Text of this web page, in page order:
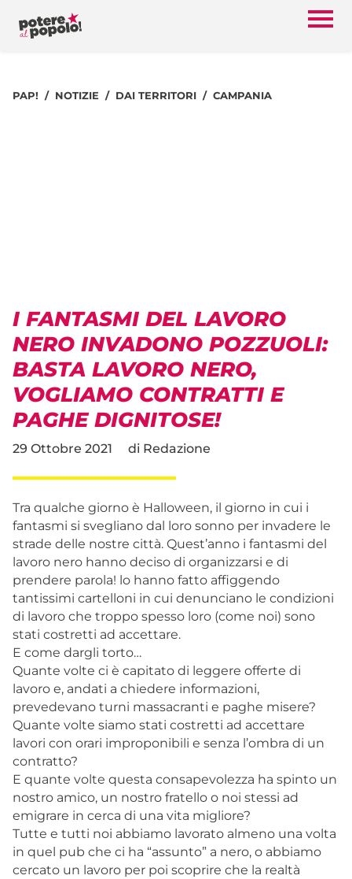
PAP! NOTIZIE DAI TERRITORI CAMPANIA
I FANTASMI DEL LAVORO
NERO INVADONO POZZUOLI:
BASTA LAVORO NERO,
VOGLIAMO CONTRATTI E
PAGHE DIGNITOSE!
29 Ottobre 2021 di Redazione
Tra qualche giorno è Halloween, il giorno in cui i
fantasmi si svegliano dal loro sonno per invadere le
strade delle nostre città. Quest’anno i fantasmi del
lavoro nero hanno deciso di organizzarsi e di
prendere parola! lo hanno fatto affiggendo
tantissimi cartelloni in cui denunciano le condizioni
di lavoro che troppo spesso loro (come noi) sono
stati costretti ad accettare.
E come dargli torto…
Quante volte ci è capitato di leggere offerte di
lavoro e, andati a chiedere informazioni,
prevedevano turni massacranti e paghe misere?
Quante volte siamo stati costretti ad accettare
lavori con orari improponibili e senza l’ombra di un
contratto?
E quante volte questa consapevolezza ha spinto un
nostro amico, un nostro fratello o noi stessi ad
emigrare in cerca di una vita migliore?
Tutte e tutti noi abbiamo lavorato almeno una volta
in quel pub che ci ha “assunto” a nero, o abbiamo
cercato un lavoro per poi scoprire che la realtà